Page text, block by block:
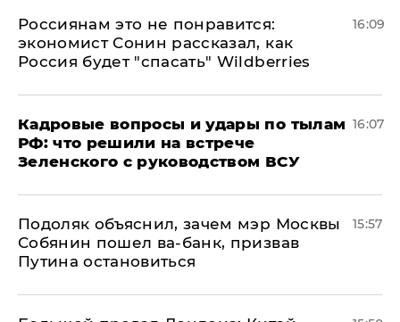
Россиянам это не понравится:
экономист Сонин рассказал, как
Россия будет "спасать" Wildberries
16:09
Кадровые вопросы и удары по тылам
РФ: что решили на встрече
Зеленского с руководством ВСУ
16:07
Подоляк объяснил, зачем мэр Москвы
Собянин пошел ва-банк, призвав
Путина остановиться
15:57